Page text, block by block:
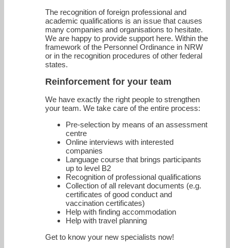
The recognition of foreign professional and
academic qualifications is an issue that causes
many companies and organisations to hesitate.
We are happy to provide support here. Within the
framework of the Personnel Ordinance in NRW
or in the recognition procedures of other federal
states.
Reinforcement for your team
We have exactly the right people to strengthen
your team. We take care of the entire process:
Pre-selection by means of an assessment
centre
Online interviews with interested
companies
Language course that brings participants
up to level B2
Recognition of professional qualifications
Collection of all relevant documents (e.g.
certificates of good conduct and
vaccination certificates)
Help with finding accommodation
Help with travel planning
Get to know your new specialists now!